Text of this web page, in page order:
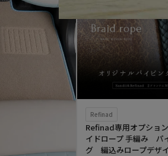
Refinad
Refinad専用オプショ
イドロープ 手編み パ
グ 編込みロープデザ